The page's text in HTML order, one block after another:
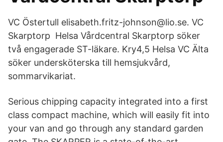
VC Östertull elisabeth.fritz-johnson@lio.se. VC
Skarptorp Helsa Vårdcentral Skarptorp söker
två engagerade ST-läkare. Kry4,5 Helsa VC Älta
söker undersköterska till hemsjukvård,
sommarvikariat.
Serious chipping capacity integrated into a first
class compact machine, which will easily fit into
your van and go through any standard garden